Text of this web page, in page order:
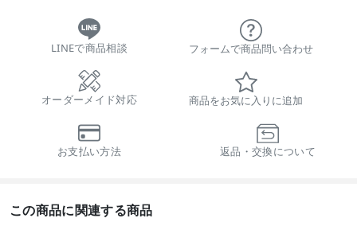
LINEで商品相談 フォームで商品問い合わせ
オーダーメイド対応 商品をお気に入りに追加
お支払い方法 返品・交換について
この商品に関連する商品